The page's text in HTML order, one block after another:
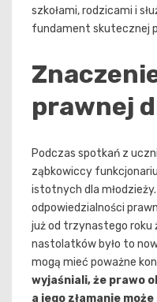
szkołami, rodzicami i
fundament skutecznej
prawnej
Podczas spotkań z
ząbkowiccy
istotnych dla
odpowiedzialności
już od trzynastego roku
nastolatków było to
mogą mieć poważne
wyjaśniali, że prawo
a jego złamanie